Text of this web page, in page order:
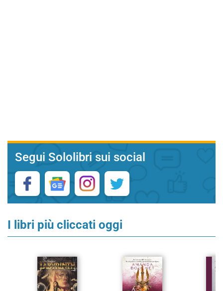
Segui Sololibri sui social
I libri più cliccati oggi